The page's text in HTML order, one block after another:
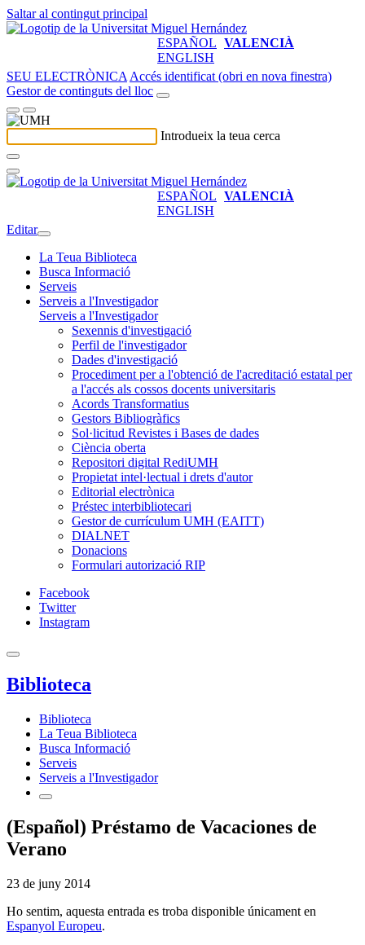
Saltar al contingut principal
ESPAÑOL VALENCIÀ
ENGLISH
SEU ELECTRÒNICA Accés identificat (obri en nova finestra)
Gestor de continguts del lloc
Introdueix la teua cerca
ESPAÑOL VALENCIÀ
ENGLISH
Editar
La Teua Biblioteca
Busca Informació
Serveis
Serveis a l'Investigador
Serveis a l'Investigador
Sexennis d'investigació
Perfil de l'investigador
Dades d'investigació
Procediment per a l'obtenció de l'acreditació estatal per
a l'accés als cossos docents universitaris
Acords Transformatius
Gestors Bibliogràfics
Sol·licitud Revistes i Bases de dades
Ciència oberta
Repositori digital RediUMH
Propietat intel·lectual i drets d'autor
Editorial electrònica
Préstec interbibliotecari
Gestor de currículum UMH (EAITT)
DIALNET
Donacions
Formulari autorizació RIP
Facebook
Twitter
Instagram
Biblioteca
Biblioteca
La Teua Biblioteca
Busca Informació
Serveis
Serveis a l'Investigador
(Español) Préstamo de Vacaciones de
Verano
23 de juny 2014
Ho sentim, aquesta entrada es troba disponible únicament en
Espanyol Europeu.